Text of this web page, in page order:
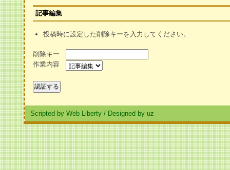
記事編集
投稿時に設定した削除キーを入力してください。
削除キー
作業内容
Scripted by Web Liberty / Designed by uz